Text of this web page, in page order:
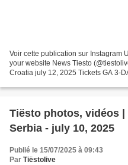
Voir cette publication sur Instagram
your website News Tiesto
Croatia july 12, 2025 Tickets GA 3-
Tiësto photos, vidéos
Serbia - july 10, 2025
Publié le 15/07/2025 à 09:43
Par Tiëstolive